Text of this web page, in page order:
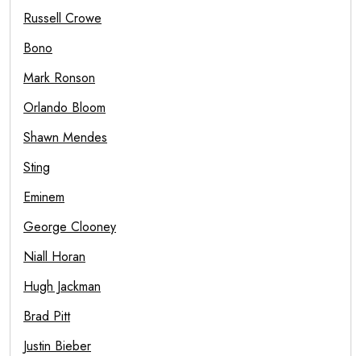
Russell Crowe
Bono
Mark Ronson
Orlando Bloom
Shawn Mendes
Sting
Eminem
George Clooney
Niall Horan
Hugh Jackman
Brad Pitt
Justin Bieber